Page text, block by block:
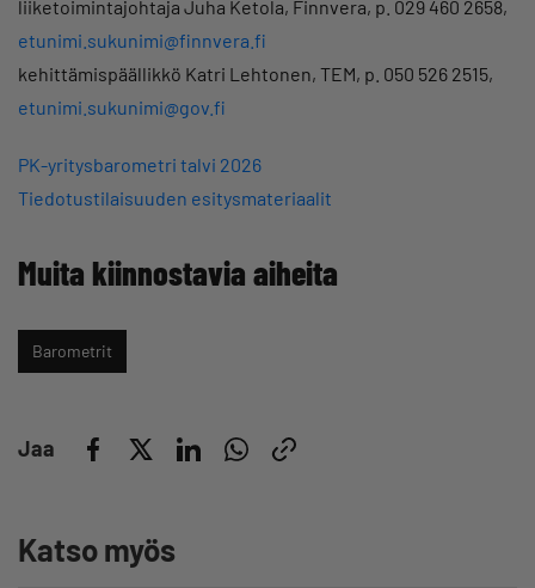
liiketoimintajohtaja Juha Ketola, Finnvera, p. 029 460 2658,
etunimi.sukunimi@finnvera.fi
kehittämispäällikkö Katri Lehtonen, TEM, p. 050 526 2515,
etunimi.sukunimi@gov.fi
PK-yritysbarometri talvi 2026
Tiedotustilaisuuden esitysmateriaalit
Muita kiinnostavia aiheita
Barometrit
Jaa
Katso myös